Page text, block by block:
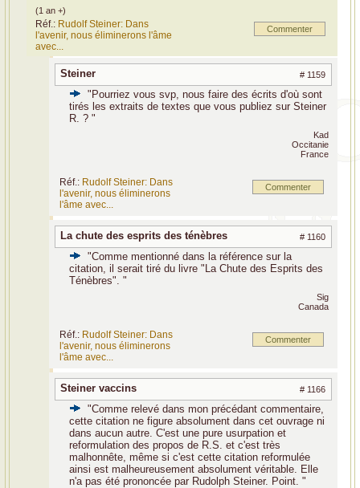
(1 an +)
Réf.: Rudolf Steiner: Dans
l'avenir, nous éliminerons l'âme
avec...
Commenter
Steiner # 1159
"Pourriez vous svp, nous faire des écrits d'où sont
tirés les extraits de textes que vous publiez sur Steiner
R. ? "
Kad
Occitanie
France
Réf.: Rudolf Steiner: Dans
l'avenir, nous éliminerons
l'âme avec...
Commenter
La chute des esprits des ténèbres # 1160
"Comme mentionné dans la référence sur la
citation, il serait tiré du livre "La Chute des Esprits des
Ténèbres". "
Sig
Canada
Réf.: Rudolf Steiner: Dans
l'avenir, nous éliminerons
l'âme avec...
Commenter
Steiner vaccins # 1166
"Comme relevé dans mon précédant commentaire,
cette citation ne figure absolument dans cet ouvrage ni
dans aucun autre. C'est une pure usurpation et
reformulation des propos de R.S. et c'est très
malhonnête, même si c'est cette citation reformulée
ainsi est malheureusement absolument véritable. Elle
n'a pas été prononcée par Rudolph Steiner. Point. "